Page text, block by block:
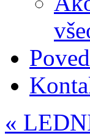
«